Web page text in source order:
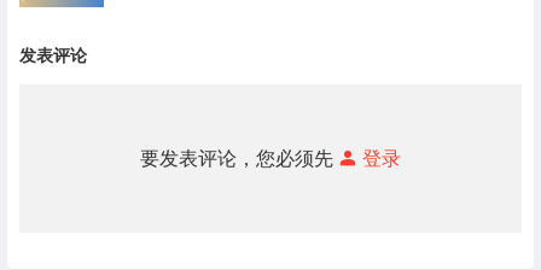
发表评论
要发表评论，您必须先 登录